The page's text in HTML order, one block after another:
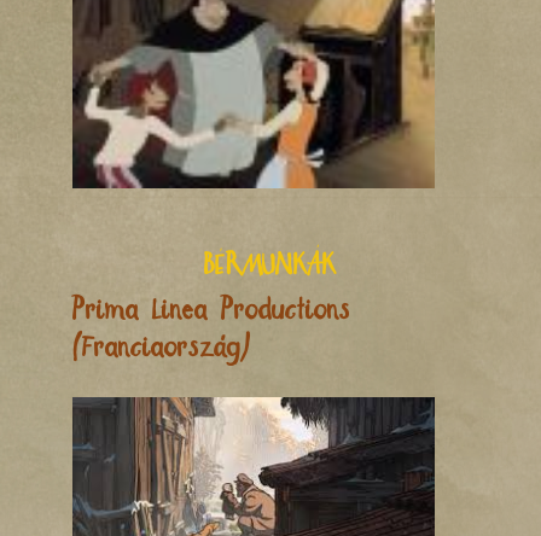
BÉRMUNKÁK
Prima Linea Productions
(Franciaország)